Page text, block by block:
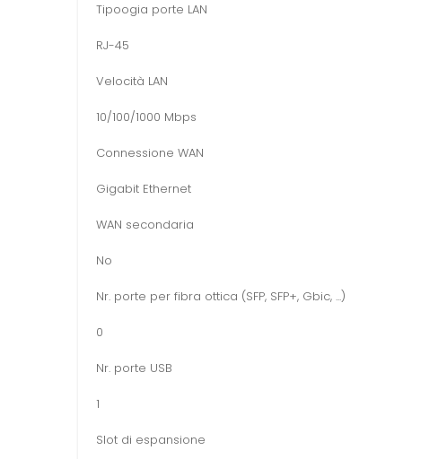
Tipoogia porte LAN
RJ-45
Velocità LAN
10/100/1000 Mbps
Connessione WAN
Gigabit Ethernet
WAN secondaria
No
Nr. porte per fibra ottica (SFP, SFP+, Gbic, ...)
0
Nr. porte USB
1
Slot di espansione